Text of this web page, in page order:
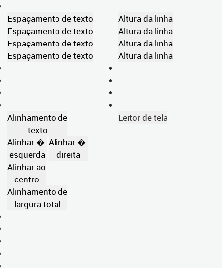
Espaçamento de texto
Espaçamento de texto
Espaçamento de texto
Espaçamento de texto
Altura da linha
Altura da linha
Altura da linha
Altura da linha
Alinhamento de
texto
Alinhar �
esquerda
Alinhar �
direita
Alinhar ao
centro
Alinhamento de
largura total
Leitor de tela